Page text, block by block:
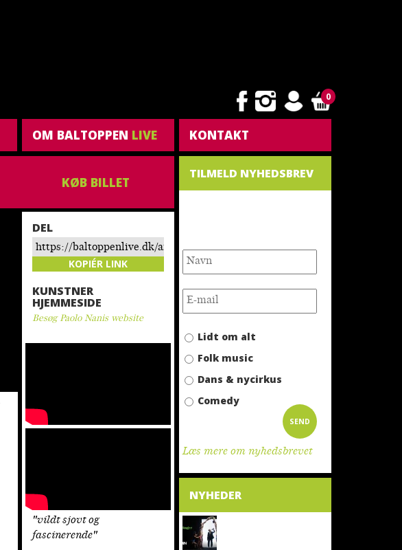
0
OM BALTOPPEN LIVE KONTAKT
KØB BILLET
DEL
https://baltoppenlive.dk/arrangement/smaa-
katastrofer/KOPIÉR LINK
KUNSTNER
HJEMMESIDE
Besøg Paolo Nanis website
"vildt sjovt og
fascinerende"
TILMELD NYHEDSBREV
Lidt om alt
Folk music
Dans & nycirkus
Comedy
Læs mere om nyhedsbrevet
NYHEDER